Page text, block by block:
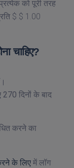
को पूरी तरह
$ $ 1.00
चाहिए?
दिनों के बाद
करने का
के लिए में लॉग